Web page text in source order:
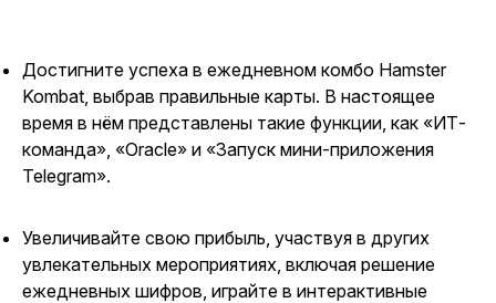
Достигните успеха в ежедневном комбо Hamster
Kombat, выбрав правильные карты. В настоящее
время в нём представлены такие функции, как «ИТ-
команда», «Oracle» и «Запуск мини-приложения
Telegram».
Увеличивайте свою прибыль, участвуя в других
увлекательных мероприятиях, включая решение
ежедневных шифров, играйте в интерактивные